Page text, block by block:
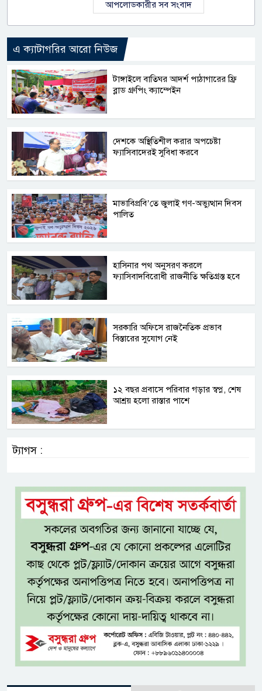
আপলোডকারীর সব সংবাদ
এ ক্যাটাগরির আরো নিউজ
টাঙ্গাইলে বাতিঘর আদর্শ পাঠাগারের ফ্রি
ব্লাড গ্রুপিং ক্যাম্পেইন
দেশকে অস্থিতিশীল করার অপচেষ্টা
ফ্যাসিবাদেরই সুবিধা করবে
মাভাবিপ্রবি’তে জুলাই গণ-অভ্যুত্থান দিবস
পালিত
হাসিনার পথ অনুসরণ করলে
ফ্যাসিবাদবিরোধী রাজনীতি ক্ষতিগ্রস্ত হবে
সরকারি অফিসে রাজনৈতিক প্রভাব
বিস্তারের সুযোগ নেই
১২ বছর প্রবাসে পরিবার গড়ার স্বপ্ন, শেষ
আশ্রয় হলো রাস্তার পাশে
ট্যাগস :